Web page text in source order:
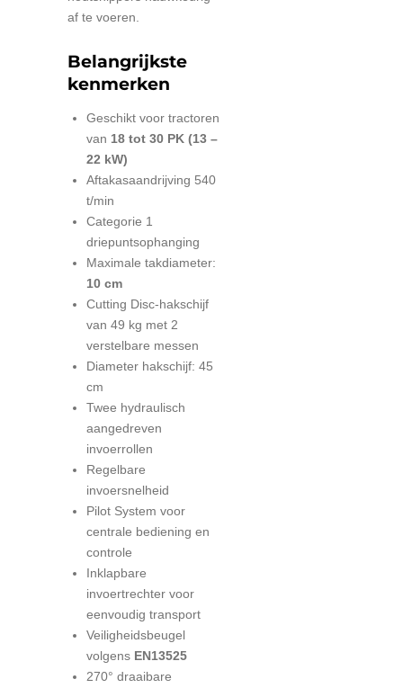
af te voeren.
Belangrijkste
kenmerken
Geschikt voor tractoren
van 18 tot 30 PK (13 –
22 kW)
Aftakasaandrijving 540
t/min
Categorie 1
driepuntsophanging
Maximale takdiameter:
10 cm
Cutting Disc-hakschijf
van 49 kg met 2
verstelbare messen
Diameter hakschijf: 45
cm
Twee hydraulisch
aangedreven
invoerrollen
Regelbare
invoersnelheid
Pilot System voor
centrale bediening en
controle
Inklapbare
invoertrechter voor
eenvoudig transport
Veiligheidsbeugel
volgens EN13525
270° draaibare